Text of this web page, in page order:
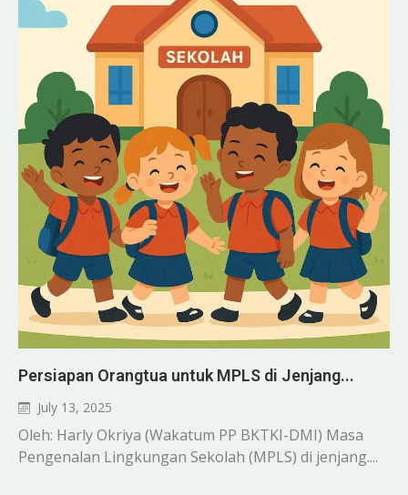
Persiapan Orangtua untuk MPLS di Jenjang...
July 13, 2025
Oleh: Harly Okriya (Wakatum PP BKTKI-DMI) Masa
Pengenalan Lingkungan Sekolah (MPLS) di jenjang....